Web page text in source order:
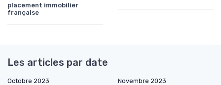
placement immobilier
française
Les articles par date
Octobre 2023
Novembre 2023